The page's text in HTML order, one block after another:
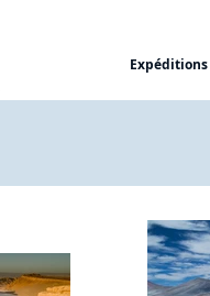
Expéditions